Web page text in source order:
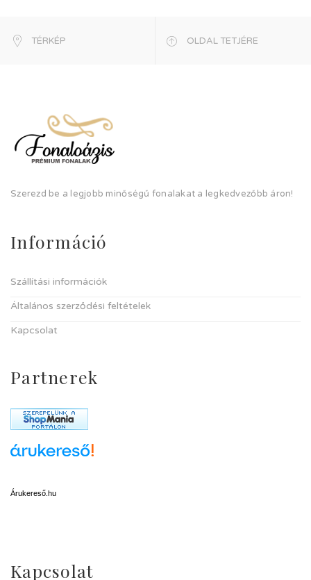
TÉRKÉP OLDAL TETJÉRE
Szerezd be a legjobb minőségű fonalakat a legkedvezőbb áron!
Információ
Szállítási információk
Általános szerződési feltételek
Kapcsolat
Partnerek
Árukereső.hu
Kapcsolat